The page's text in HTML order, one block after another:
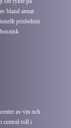
bland annat
prisbelönt
av vin och
central roll i